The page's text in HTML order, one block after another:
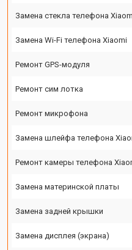
Замена стекла телефона
Замена Wi-Fi телефона Xiaomi
Ремонт GPS-модуля
Ремонт сим лотка
Ремонт микрофона
Замена шлейфа телефона
Ремонт камеры телефона
Замена материнской платы
Замена задней крышки
Замена дисплея (экрана)